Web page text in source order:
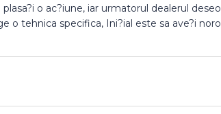
o ac?iune, iar urmatorul dealerul
o tehnica specifica, Ini?ial este sa ave?i